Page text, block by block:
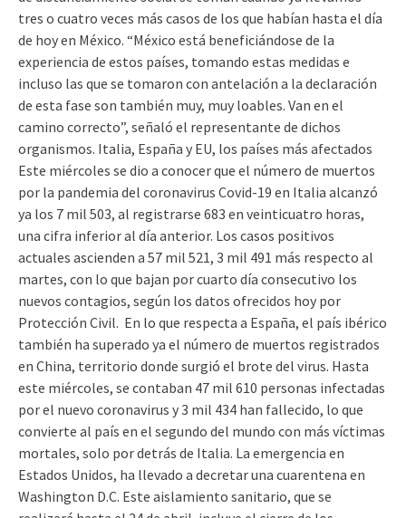
tres o cuatro veces más casos de los que habían hasta el día
de hoy en México. “México está beneficiándose de la
experiencia de estos países, tomando estas medidas e
incluso las que se tomaron con antelación a la declaración
de esta fase son también muy, muy loables. Van en el
camino correcto”, señaló el representante de dichos
organismos. Italia, España y EU, los países más afectados
Este miércoles se dio a conocer que el número de muertos
por la pandemia del coronavirus Covid-19 en Italia alcanzó
ya los 7 mil 503, al registrarse 683 en veinticuatro horas,
una cifra inferior al día anterior. Los casos positivos
actuales ascienden a 57 mil 521, 3 mil 491 más respecto al
martes, con lo que bajan por cuarto día consecutivo los
nuevos contagios, según los datos ofrecidos hoy por
Protección Civil. En lo que respecta a España, el país ibérico
también ha superado ya el número de muertos registrados
en China, territorio donde surgió el brote del virus. Hasta
este miércoles, se contaban 47 mil 610 personas infectadas
por el nuevo coronavirus y 3 mil 434 han fallecido, lo que
convierte al país en el segundo del mundo con más víctimas
mortales, solo por detrás de Italia. La emergencia en
Estados Unidos, ha llevado a decretar una cuarentena en
Washington D.C. Este aislamiento sanitario, que se